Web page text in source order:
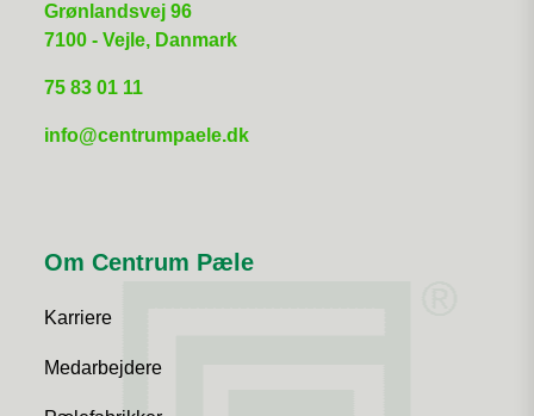
​Grønlandsvej 96
7100 - Vejle, Danmark
75 83 01 11
info@centrumpaele.dk
Om Centrum Pæle
Karriere
Medarbejdere